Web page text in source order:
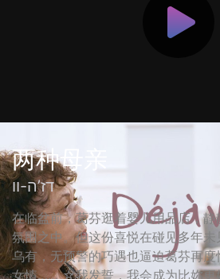
两种母亲
דז’ה-וו
在临盆前，葛芬逛着婴儿用品店，
氛围之中。但这份喜悦在碰见多年
乌有，无预警的巧遇也逼迫葛芬再
女情…… ☆我发誓，我会成为比妳更